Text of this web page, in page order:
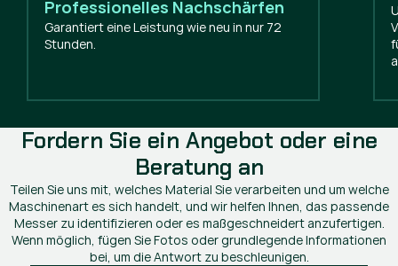
Professionelles Nachschärfen
Garantiert eine Leistung wie neu in nur 72
Stunden.
Fordern Sie ein Angebot oder eine
Beratung an
Teilen Sie uns mit, welches Material Sie verarbeiten und um welche
Maschinenart es sich handelt, und wir helfen Ihnen, das passende
Messer zu identifizieren oder es maßgeschneidert anzufertigen.
Wenn möglich, fügen Sie Fotos oder grundlegende Informationen
bei, um die Antwort zu beschleunigen.